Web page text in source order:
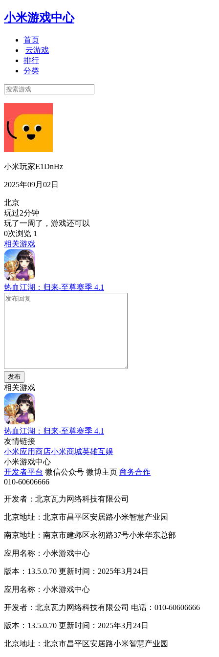
小米游戏中心
首页
云游戏
排行
分类
小米玩家E1DnHz
2025年09月02日
北京
玩过2分钟
玩了一周了，游戏还可以
0次浏览 1
相关游戏
热血江湖：归来-至尊赛季 4.1
发布
相关游戏
热血江湖：归来-至尊赛季 4.1
友情链接
小米应用商店小米商城英雄互娱
小米游戏中心
开发者平台 微信公众号 微博主页 商务合作
010-60606666
开发者：北京瓦力网络科技有限公司
北京地址：北京市昌平区安居路小米智慧产业园
南京地址：南京市建邺区永初路37号小米华东总部
应用名称：小米游戏中心
版本：13.5.0.70 更新时间：2025年3月24日
应用名称：小米游戏中心
开发者：北京瓦力网络科技有限公司 电话：010-60606666
版本：13.5.0.70 更新时间：2025年3月24日
北京地址：北京市昌平区安居路小米智慧产业园